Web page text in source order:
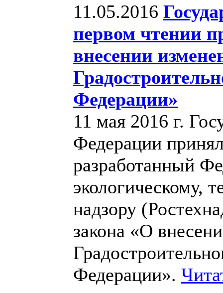
11.05.2016
первом чтении
внесении
Федерации»
11 мая 2016 г.
Федерации
разработанный
экологическому,
надзору
закона «О
Федерации».